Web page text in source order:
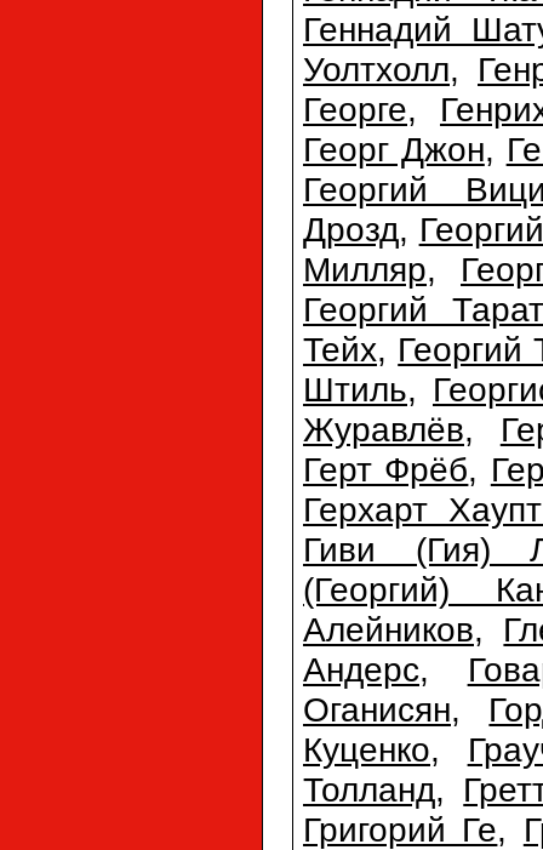
Геннадий
Уолтхолл,
Георге,
Георг Джон,
Георгий
Дрозд,
Милляр,
Георгий
Тейх, Георгий
Штиль,
Журавлёв,
Герт Фрёб,
Герхарт
Гиви (Гия)
(Георгий)
Алейников,
Андерс,
Оганисян,
Куценко,
Толланд,
Григорий Ге,